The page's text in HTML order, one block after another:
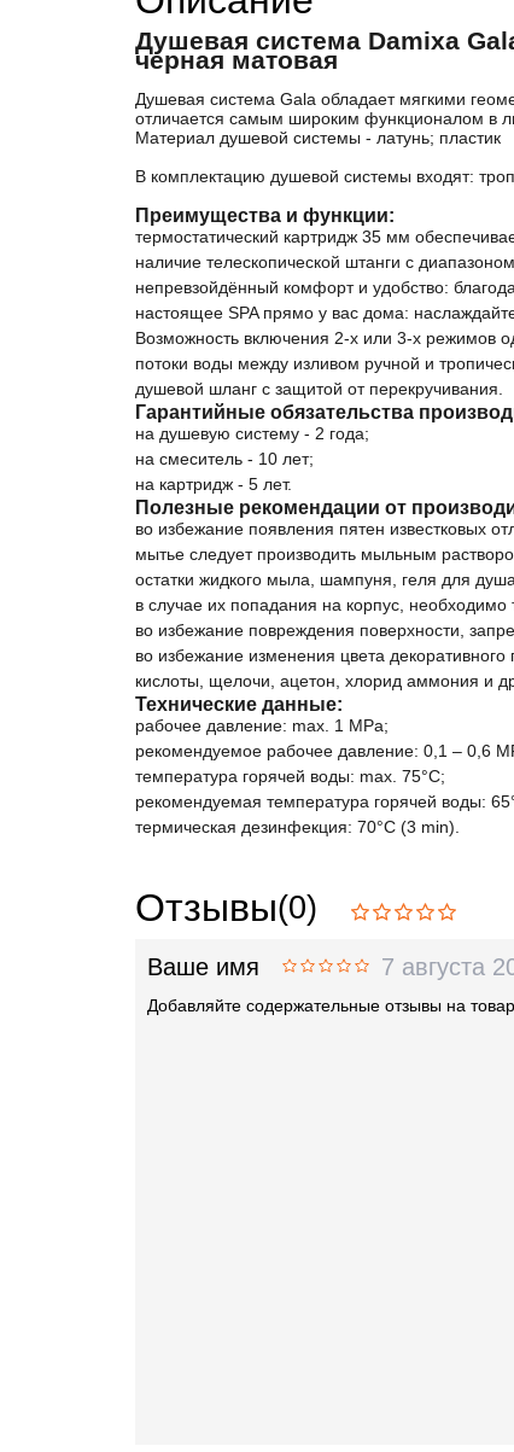
Душевая система Damixa
черная матовая
Душевая система Gala обладает мягкими
отличается самым широким функционалом в
Материал душевой системы - латунь; пластик
В комплектацию душевой системы входят:
Преимущества и функции:
термостатический картридж 35 мм
наличие телескопической штанги с
непревзойдённый комфорт и удобство:
настоящее SPA прямо у вас дома:
Возможность включения 2-х или 3-х режимов
потоки воды между изливом ручной и
душевой шланг с защитой от перекручивания.
Гарантийные обязательства
на душевую систему - 2 года;
на смеситель - 10 лет;
на картридж - 5 лет.
Полезные рекомендации от
во избежание появления пятен известковых
мытье следует производить мыльным
остатки жидкого мыла, шампуня, геля для
в случае их попадания на корпус,
во избежание повреждения поверхности,
во избежание изменения цвета
кислоты, щелочи, ацетон, хлорид аммония и
Технические данные:
рабочее давление: max. 1 MPa;
рекомендуемое рабочее давление: 0,1 – 0,6
температура горячей воды: max. 75°C;
рекомендуемая температура горячей воды:
термическая дезинфекция: 70°C (3 min).
Отзывы(0)
Ваше имя 7 августа
Добавляйте содержательные отзывы на